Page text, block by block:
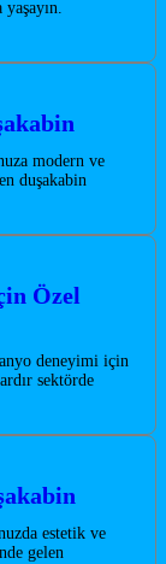
modern ve
duşakabin
Özel
deneyimi için
sektörde
estetik ve
gelen